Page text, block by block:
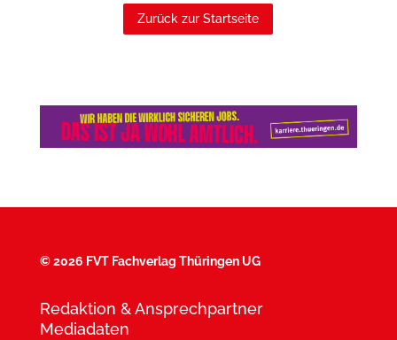
Zurück zur Startseite
©2026 FVT Fachverlag Thüringen UG
Redaktion & Ansprechpartner
Mediadaten